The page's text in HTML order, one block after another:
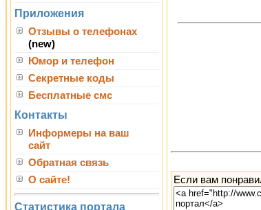
Приложения
Отзывы о телефонах
(new)
Юмор и телефон
Секретные коды
Бесплатные смс
Контакты
Информеры на ваш
сайт
Обратная связь
О сайте!
Статистика портала
Если вам